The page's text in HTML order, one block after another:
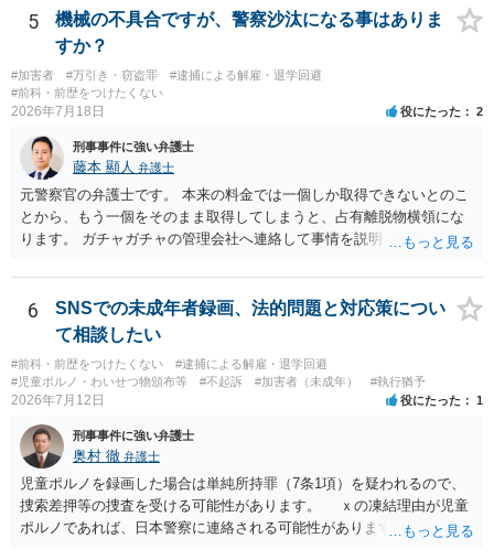
5
機械の不具合ですが、警察沙汰になる事はありま
すか？
#加害者 #万引き・窃盗罪
#逮捕による解雇・退学回避
#前科・前歴をつけたくない
2026年7月18日 役にたった 2
刑事事件に強い弁護士
藤本 顯人 弁護士
元警察官の弁護士です。 本来の料金では一個しか取得できないとのこ
とから、もう一個をそのまま取得してしまうと、占有離脱物横領にな
ります。 ガチャガチャの管理会社へ連絡して事情を説明して一個返還
あるいは管理会社がお金は不要かつ返還不要との申し出があれば取得
しても問題ありません。
6
SNSでの未成年者録画、法的問題と対応策につい
て相談したい
#前科・前歴をつけたくない
#逮捕による解雇・退学回避
#児童ポルノ・わいせつ物頒布等
#不起訴 #加害者（未成年） #執行猶予
2026年7月12日 役にたった 1
刑事事件に強い弁護士
奥村 徹 弁護士
児童ポルノを録画した場合は単純所持罪（7条1項）を疑われるので、
捜索差押等の捜査を受ける可能性があります。 ｘの凍結理由が児童
ポルノであれば、日本警察に連絡される可能性があります。 対応と